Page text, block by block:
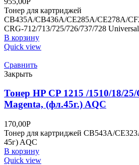
Тонер для картриджей
CB435A/CB436A/CE285A/CE278A/
CRG-712/713/725/726/737/728
В корзину
Quick view
Сравнить
Закрыть
Тонер HP CP 1215 /1510/18/
Magenta, (фл.45г.) AQC
170,00Р
Тонер для картриджей CB543A/
45г) AQC
В корзину
Quick view